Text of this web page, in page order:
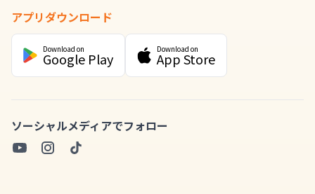
アプリダウンロード
Download on
Google Play
Download on
App Store
ソーシャルメディアでフォロー